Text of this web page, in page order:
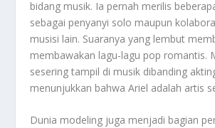
bidang musik. Ia pernah merilis
sebagai penyanyi solo maupun
musisi lain. Suaranya yang lembut
membawakan lagu-lagu pop romantis.
sesering tampil di musik dibanding
menunjukkan bahwa Ariel adalah artis
Dunia modeling juga menjadi bagian